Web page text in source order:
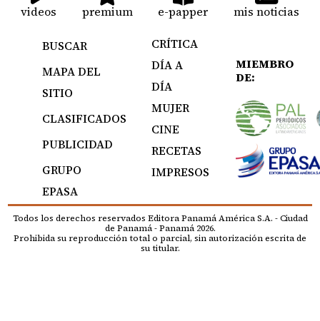
videos premium e-papper mis noticias
BUSCAR
MAPA DEL
SITIO
CLASIFICADOS
PUBLICIDAD
GRUPO
EPASA
CRÍTICA
DÍA A
DÍA
MUJER
CINE
RECETAS
IMPRESOS
MIEMBRO
DE:
Todos los derechos reservados Editora Panamá América S.A. - Ciudad
de Panamá - Panamá 2026.
Prohibida su reproducción total o parcial, sin autorización escrita de
su titular.